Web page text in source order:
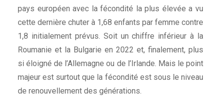
pays européen avec la fécondité la plus élevée a vu
cette dernière chuter à 1,68 enfants par femme contre
1,8 initialement prévus. Soit un chiffre inférieur à la
Roumanie et la Bulgarie en 2022 et, finalement, plus
si éloigné de l’Allemagne ou de l’Irlande. Mais le point
majeur est surtout que la fécondité est sous le niveau
de renouvellement des générations.